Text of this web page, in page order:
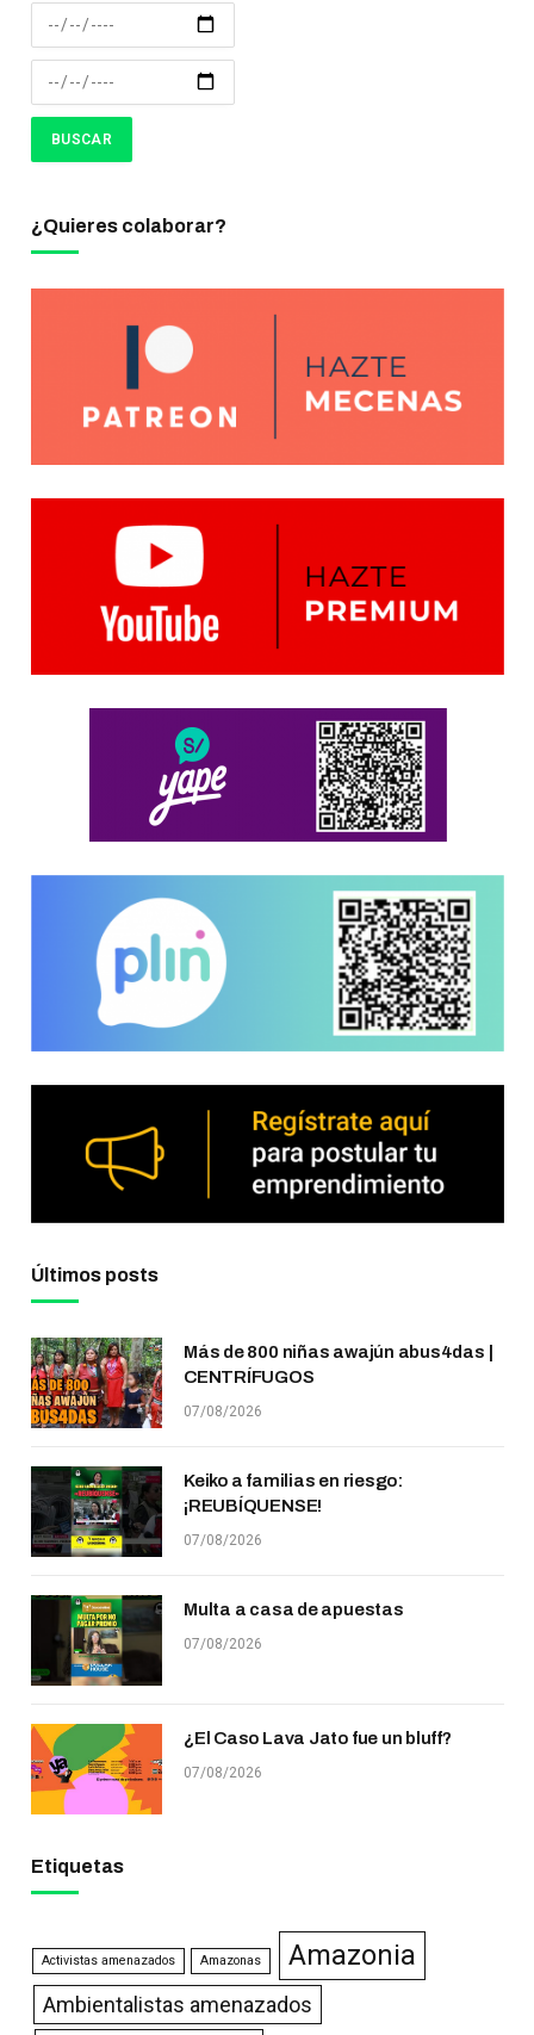
¿Quieres colaborar?
Últimos posts
Más de 800 niñas awajún abus4das |
CENTRÍFUGOS
07/08/2026
Keiko a familias en riesgo:
¡REUBÍQUENSE!
07/08/2026
Multa a casa de apuestas
07/08/2026
¿El Caso Lava Jato fue un bluff?
07/08/2026
Etiquetas
Activistas amenazados Amazonas Amazonia
Ambientalistas amenazados